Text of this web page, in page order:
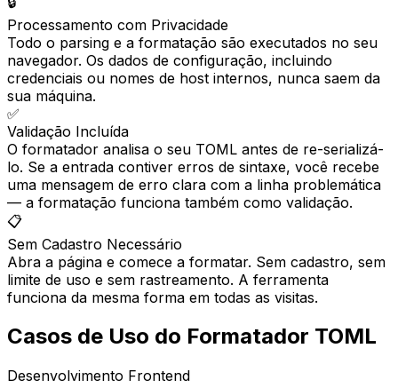
Processamento com Privacidade
Todo o parsing e a formatação são executados no seu
navegador. Os dados de configuração, incluindo
credenciais ou nomes de host internos, nunca saem da
sua máquina.
✅
Validação Incluída
O formatador analisa o seu TOML antes de re-serializá-
lo. Se a entrada contiver erros de sintaxe, você recebe
uma mensagem de erro clara com a linha problemática
— a formatação funciona também como validação.
📋
Sem Cadastro Necessário
Abra a página e comece a formatar. Sem cadastro, sem
limite de uso e sem rastreamento. A ferramenta
funciona da mesma forma em todas as visitas.
Casos de Uso do Formatador TOML
Desenvolvimento Frontend